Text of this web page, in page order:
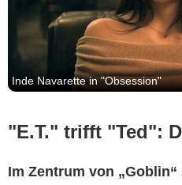
Inde Navarette in "Obsession"
"E.T." trifft "Ted":
Im Zentrum von